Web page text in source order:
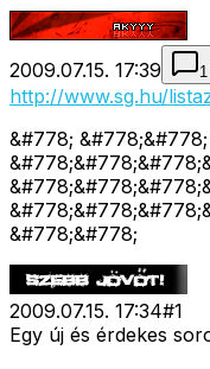
2009.07.15. 17:39 1
http://www.sg.hu/
&#778;
&#778;&#778;
2009.07.15. 17:34#1
Egy új és érdekes